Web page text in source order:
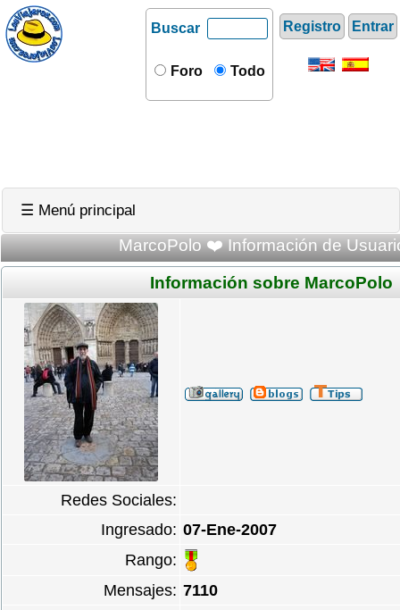
Registro Entrar
Buscar
Foro Todo
☰ Menú principal
MarcoPolo ❤️ Información de
Información sobre MarcoPolo
Redes Sociales:
Ingresado: 07-Ene-2007
Rango:
Mensajes: 7110